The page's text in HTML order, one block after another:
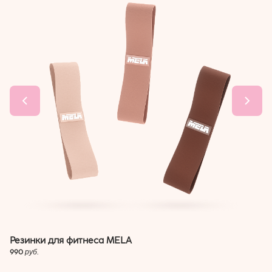
Резинки для фитнеса MELA
990 руб.